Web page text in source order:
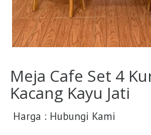
Meja Cafe Set 4
Kacang Kayu Jati
Harga : Hubungi Kami